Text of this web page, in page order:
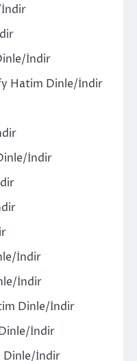
İndir
İndir
Hatim Dinle/İndir
İndir
İndir
İndir
Dinle/İndir
İndir
Dinle/İndir